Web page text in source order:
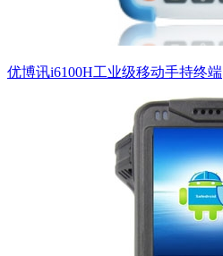
优博讯i6100H工业级移动手持终端